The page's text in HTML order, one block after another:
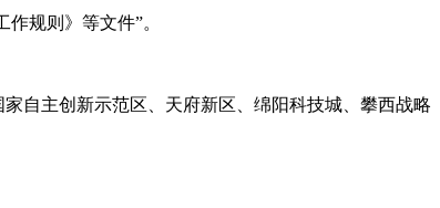
规则》等文件”。
主创新示范区、天府新区、绵阳科技城、攀西战略